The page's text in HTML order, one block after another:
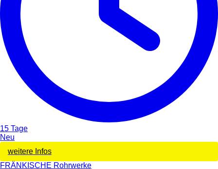
15 Tage
Neu
weitere Infos
FRÄNKISCHE Rohrwerke